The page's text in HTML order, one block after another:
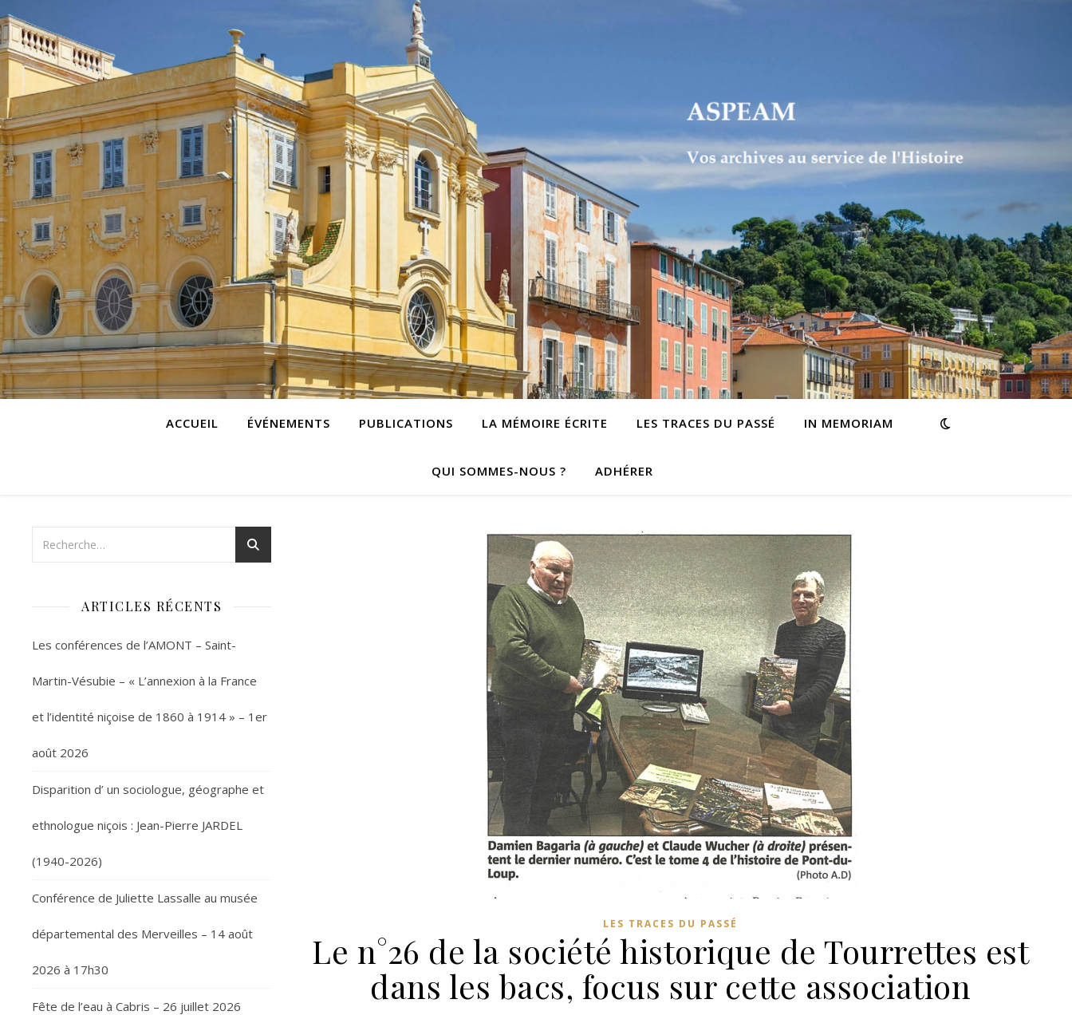
ACCUEIL ÉVÉNEMENTS PUBLICATIONS LA MÉMOIRE ÉCRITE LES TRACES DU PASSÉ IN MEMORIAM
QUI SOMMES-NOUS ? ADHÉRER
ARTICLES RÉCENTS
Les conférences de l’AMONT – Saint-
Martin-Vésubie – « L’annexion à la France
et l’identité niçoise de 1860 à 1914 » – 1er
août 2026
Disparition d’ un sociologue, géographe et
ethnologue niçois : Jean-Pierre JARDEL
(1940-2026)
Conférence de Juliette Lassalle au musée
départemental des Merveilles – 14 août
2026 à 17h30
Fête de l’eau à Cabris – 26 juillet 2026
LES TRACES DU PASSÉ
Le n°26 de la société historique de Tourrettes est
dans les bacs, focus sur cette association